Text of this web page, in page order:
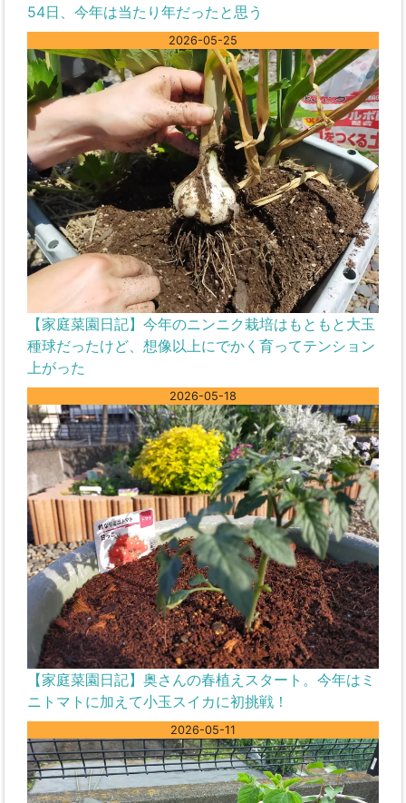
54日、今年は当たり年だったと思う
2026-05-25
【家庭菜園日記】今年のニンニク栽培はもともと大玉
種球だったけど、想像以上にでかく育ってテンション
上がった
2026-05-18
【家庭菜園日記】奥さんの春植えスタート。今年はミ
ニトマトに加えて小玉スイカに初挑戦！
2026-05-11